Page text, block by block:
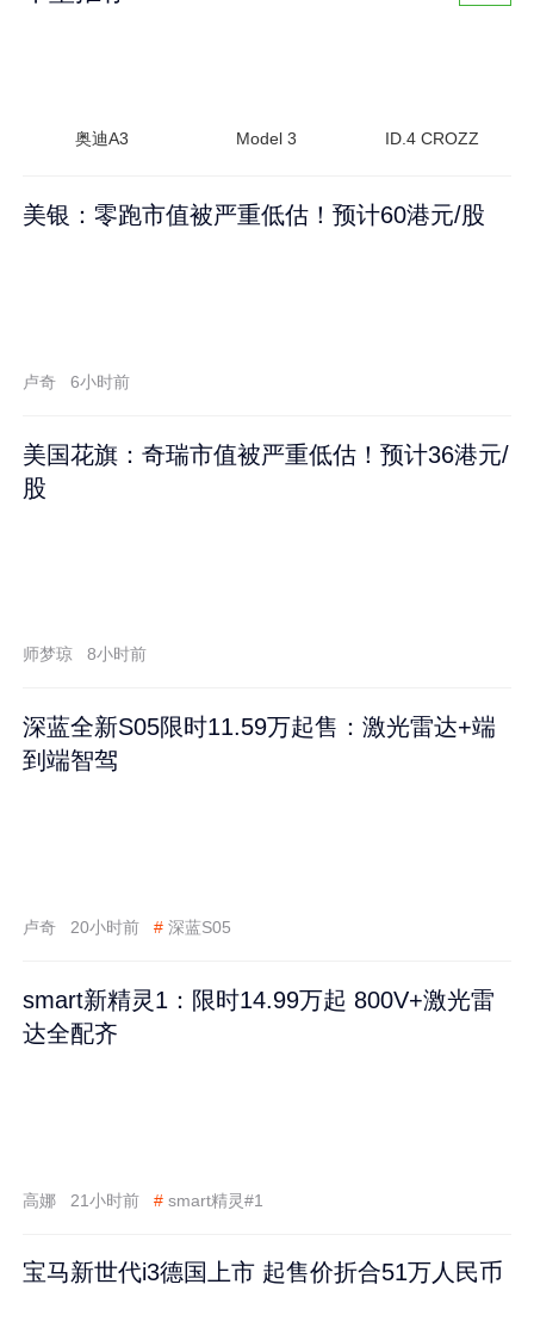
奥迪A3 Model 3 ID.4 CROZZ
美银：零跑市值被严重低估！预计60港元/股
卢奇 6小时前
美国花旗：奇瑞市值被严重低估！预计36港元/
股
师梦琼 8小时前
深蓝全新S05限时11.59万起售：激光雷达+端
到端智驾
卢奇 20小时前 # 深蓝S05
smart新精灵1：限时14.99万起 800V+激光雷
达全配齐
高娜 21小时前 # smart精灵#1
宝马新世代i3德国上市 起售价折合51万人民币